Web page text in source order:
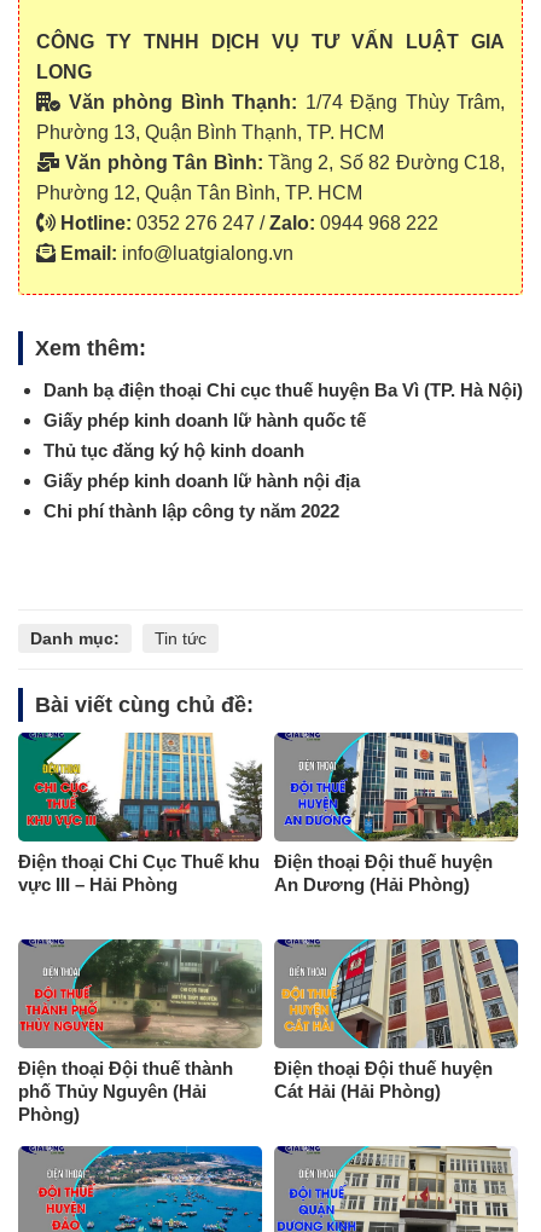
CÔNG TY TNHH DỊCH VỤ TƯ VẤN LUẬT GIA
LONG
Văn phòng Bình Thạnh: 1/74 Đặng Thùy Trâm,
Phường 13, Quận Bình Thạnh, TP. HCM
Văn phòng Tân Bình: Tầng 2, Số 82 Đường C18,
Phường 12, Quận Tân Bình, TP. HCM
Hotline: 0352 276 247 /Zalo: 0944 968 222
Email: info@luatgialong.vn
Xem thêm:
Danh bạ điện thoại Chi cục thuế huyện Ba Vì (TP. Hà Nội)
Giấy phép kinh doanh lữ hành quốc tế
Thủ tục đăng ký hộ kinh doanh
Giấy phép kinh doanh lữ hành nội địa
Chi phí thành lập công ty năm 2022
Danh mục: Tin tức
Bài viết cùng chủ đề:
Điện thoại Chi Cục Thuế khu
vực III – Hải Phòng
Điện thoại Đội thuế huyện
An Dương (Hải Phòng)
Điện thoại Đội thuế thành
phố Thủy Nguyên (Hải
Phòng)
Điện thoại Đội thuế huyện
Cát Hải (Hải Phòng)